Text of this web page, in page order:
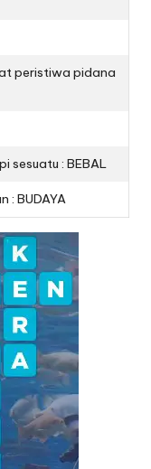
peristiwa pidana
sesuatu : BEBAL
: BUDAYA